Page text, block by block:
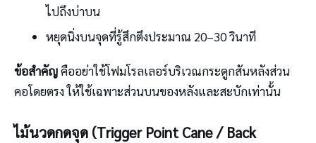
ไปถึงบ่าบน
หยุดนิ่งบนจุดที่รู้สึกตึงประมาณ 20–30 วินาที
ข้อสำคัญคืออย่าใช้โฟมโรลเลอร์บริเวณกระดูกสันหลังส่วน
คอโดยตรง ให้ใช้เฉพาะส่วนบนของหลังและสะบักเท่านั้น
ไม้นวดกดจุด (Trigger Point Cane / Back